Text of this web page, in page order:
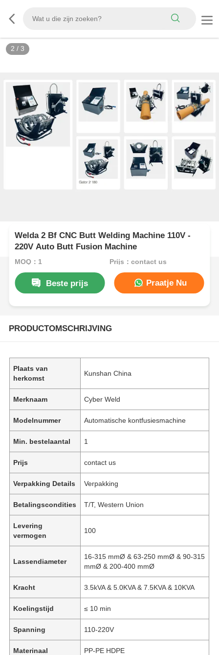
3 / 3
Welda 2 Bf CNC Butt Welding Machine 110V -
220V Auto Butt Fusion Machine
MOQ：1 Prijs：contact us
Beste prijs Praatje Nu
PRODUCTOMSCHRIJVING
Plaats van
herkomst
Kunshan China
Merknaam Cyber Weld
Modelnummer Automatische kontfusiesmachine
Min. bestelaantal 1
Prijs contact us
Verpakking Details Verpakking
Betalingscondities T/T, Western Union
Levering
vermogen
100
Lassendiameter
16-315 mmØ & 63-250 mmØ & 90-315
mmØ & 200-400 mmØ
Kracht 3.5kVA & 5.0KVA & 7.5KVA & 10KVA
Koelingstijd ≤ 10 min
Spanning 110-220V
Materinaal PP-PE HDPE